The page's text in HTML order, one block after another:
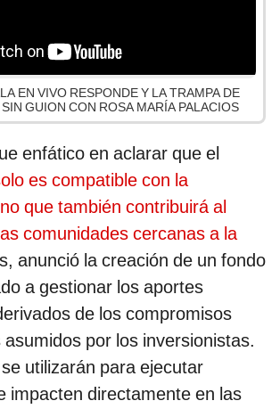
EN VIVO RESPONDE Y LA TRAMPA DE
GUION CON ROSA MARÍA PALACIOS
enfático en aclarar que el
es compatible con la
que también contribuirá al
comunidades cercanas a la
anunció la creación de un fondo
a gestionar los aportes
de los compromisos
por los inversionistas.
utilizarán para ejecutar
impacten directamente en las